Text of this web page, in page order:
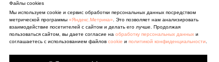
Файлы cookies
Мы используем cookie и сервис обработки персональных данных посредством
метрической программы «Яндекс.Метрика». Это позволяет нам анализировать
взаимодействие посетителей с сайтом и делать его лучше. Продолжая
пользоваться сайтом, вы даете согласие на обработку персональных данных и
соглашаетесь с использованием файлов cookie и политикой конфиденциальности.